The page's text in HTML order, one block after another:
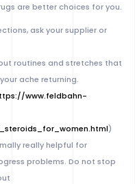
are better choices for you.
ask your supplier or
routines and stretches that
ache returning.
www.feldbahn-
)
really helpful for
problems. Do not stop